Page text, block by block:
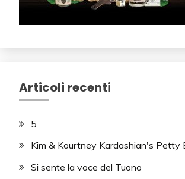
Articoli recenti
5
Kim & Kourtney Kardashian's Petty
Si sente la voce del Tuono